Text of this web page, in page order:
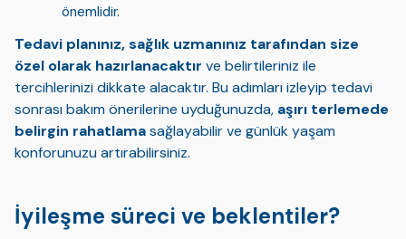
önemlidir.
Tedavi planınız, sağlık uzmanınız tarafından size
özel olarak hazırlanacaktır ve belirtileriniz ile
tercihlerinizi dikkate alacaktır. Bu adımları izleyip tedavi
sonrası bakım önerilerine uyduğunuzda, aşırı terlemede
belirgin rahatlamasağlayabilir ve günlük yaşam
konforunuzu artırabilirsiniz.
İyileşme süreci ve beklentiler?